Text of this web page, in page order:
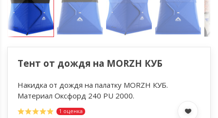
Тент от дождя на MORZH КУБ
Накидка от дождя на палатку MORZH КУБ.
Материал Оксфорд 240 PU 2000.
1 оценка